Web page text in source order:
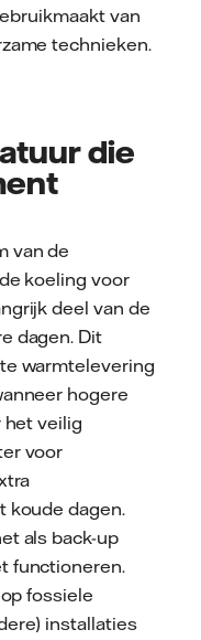
van
technieken.
die
van de
koeling voor
deel van de
dagen. Dit
warmtelevering
hogere
veilig
voor
koude dagen.
als back-up
functioneren.
fossiele
installaties